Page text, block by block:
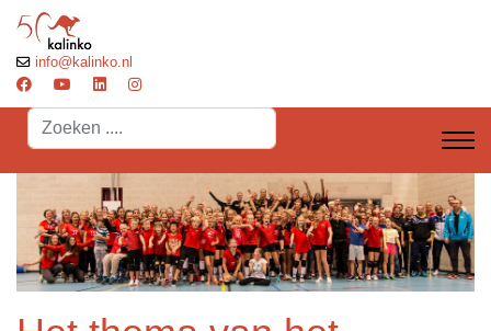
info@kalinko.nl
Search
...